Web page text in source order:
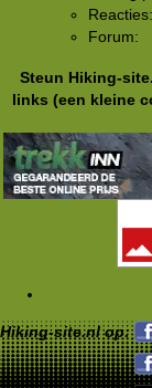
Forum:
Steun Hiking-
links (een kleine
Hiking-site.nl op: